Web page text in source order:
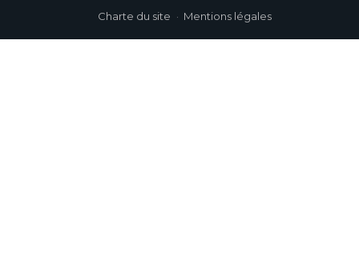
Charte du site Mentions légales